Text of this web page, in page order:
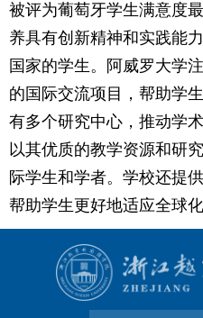
被评为葡萄牙学生满意度
养具有创新精神和实践能
国家的学生。阿威罗大学
的国际交流项目，帮助学
有多个研究中心，推动学
以其优质的教学资源和研
际学生和学者。学校还提
帮助学生更好地适应全球化